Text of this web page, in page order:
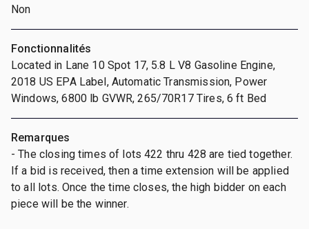
Non
Fonctionnalités
Located in Lane 10 Spot 17, 5.8 L V8 Gasoline Engine,
2018 US EPA Label, Automatic Transmission, Power
Windows, 6800 lb GVWR, 265/70R17 Tires, 6 ft Bed
Remarques
- The closing times of lots 422 thru 428 are tied together.
If a bid is received, then a time extension will be applied
to all lots. Once the time closes, the high bidder on each
piece will be the winner.